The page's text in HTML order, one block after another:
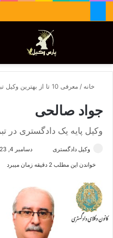
تغییر پوسته
خانه / معرفی 10 تا از بهترین وکیل تبریز 🥇【آپدیت جدید】⚖️
جواد صالحی
وکیل پایه یک دادگستری در
وکیل دادگستری
ا
ی
م
دسامبر 4, 2023
خواندن این مطلب 2 دقیقه زمان میبرد